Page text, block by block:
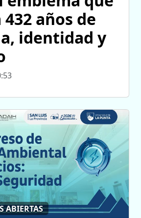
años de
identidad y
ABIERTAS